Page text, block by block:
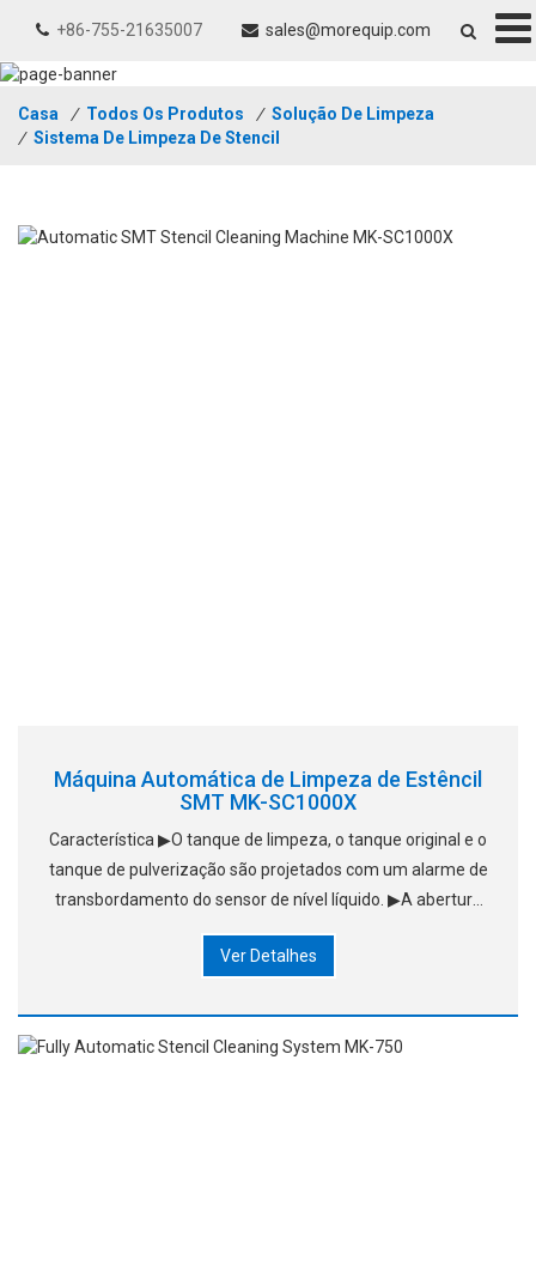
+86-755-21635007 sales@morequip.com
Casa / Todos Os Produtos / Solução De Limpeza
/ Sistema De Limpeza De Stencil
Máquina Automática de Limpeza de Estêncil
SMT MK-SC1000X
Característica ▶O tanque de limpeza, o tanque original e o
tanque de pulverização são projetados com um alarme de
transbordamento do sensor de nível líquido. ▶A abertura
com sensores. Quando o equipamento
Ver Detalhes